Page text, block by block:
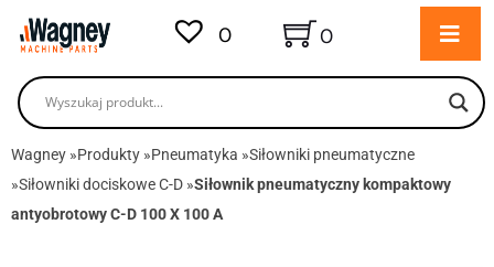
0 0
Wagney »Produkty »Pneumatyka »Siłowniki pneumatyczne
»Siłowniki dociskowe C-D »Siłownik pneumatyczny kompaktowy
antyobrotowy C-D 100 X 100 A